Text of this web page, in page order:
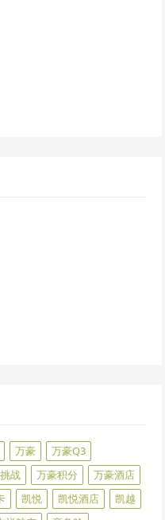
万豪
万豪Q3
战 万豪积分
万豪酒店
凯悦 凯悦酒店
凯越